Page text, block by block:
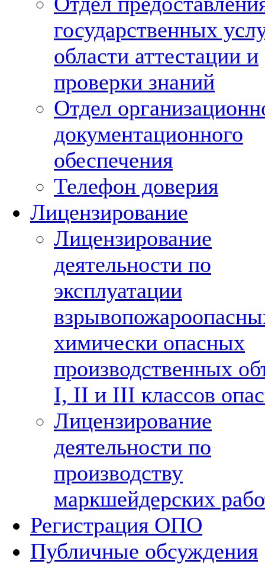
государственных
области аттестации и
проверки знаний
Отдел
документационного
обеспечения
Телефон доверия
Лицензирование
Лицензирование
деятельности по
эксплуатации
химически опасных
производственных
I, II и III классов
Лицензирование
деятельности по
производству
маркшейдерских
Регистрация ОПО
Публичные обсуждения